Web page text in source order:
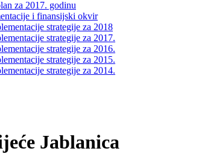
za 2017. godinu
i finansijski okvir
strategije za 2018
strategije za 2017.
strategije za 2016.
strategije za 2015.
strategije za 2014.
Jablanica